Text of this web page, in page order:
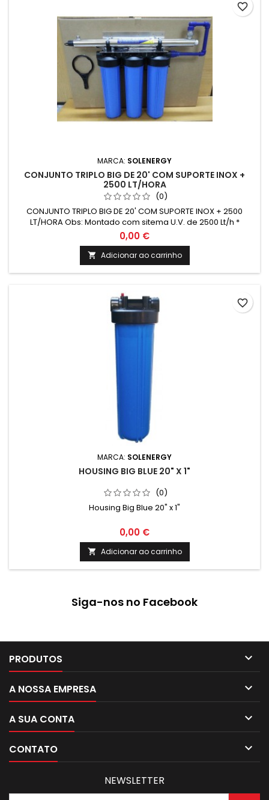
MARCA: SOLENERGY
CONJUNTO TRIPLO BIG DE 20' COM SUPORTE INOX +
2500 LT/HORA
(0)
CONJUNTO TRIPLO BIG DE 20' COM SUPORTE INOX + 2500
LT/HORA Obs: Montado com sitema U.V. de 2500 Lt/h *
Elementos filtrantes não incluídos
0,00 €
 Adicionar ao carrinho
favorite_border
MARCA: SOLENERGY
HOUSING BIG BLUE 20" X 1"
(0)
Housing Big Blue 20" x 1"
0,00 €
 Adicionar ao carrinho
favorite_border
Siga-nos no Facebook
PRODUTOS 
A NOSSA EMPRESA 
A SUA CONTA 
CONTATO 
NEWSLETTER